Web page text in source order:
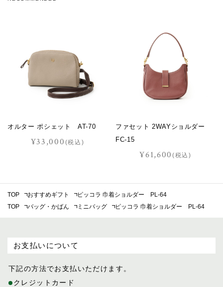
オルター ポシェット AT-70
¥33,000 (税込)
ファセット 2WAYショルダー
FC-15
¥61,600(税込)
TOP おすすめギフト
ピッコラ 巾着ショルダー PL-64
TOP
バッグ・かばん ミニバッグ ピッコラ 巾着ショルダー PL-64
お支払いについて
下記の方法でお支払いただけます。
クレジットカード